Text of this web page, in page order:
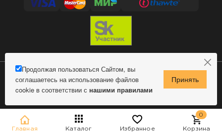
Главная Каталог Избранное Корзина
0
Продолжая пользоваться Сайтом, вы
соглашаетесь на использование файлов
cookie в соответствии с нашими правилами
© 2009 - 2026 Remontnick.ru.Сделано в MindMachine
Политика конфиденциальности